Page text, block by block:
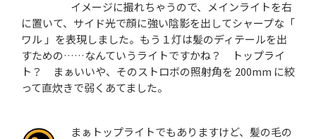
イメージに撮れちゃうので、メインライトを右
に置いて、サイド光で顔に強い陰影を出してシャープな「
ワル 」を表現しました。もう１灯は髪のディテールを出
すための……なんていうライトですかね？ トップライ
ト？ まぁいいや、そのストロボの照射角を 200mm に絞
って直炊きで弱くあてました。
まぁトップライトでもありますけど、髪の毛の